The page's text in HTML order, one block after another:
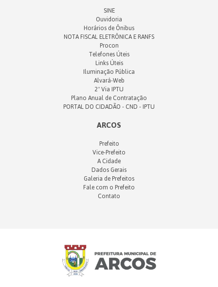
SINE
Ouvidoria
Horários de Ônibus
NOTA FISCAL ELETRÔNICA E RANFS
Procon
Telefones Úteis
Links Úteis
Iluminação Pública
Alvará-Web
2ª Via IPTU
Plano Anual de Contratação
PORTAL DO CIDADÃO - CND - IPTU
ARCOS
Prefeito
Vice-Prefeito
A Cidade
Dados Gerais
Galeria de Prefeitos
Fale com o Prefeito
Contato